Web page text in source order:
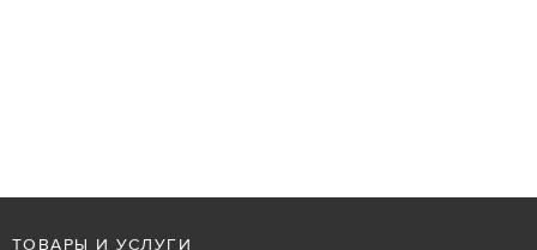
ТОВАРЫ И УСЛУГИ